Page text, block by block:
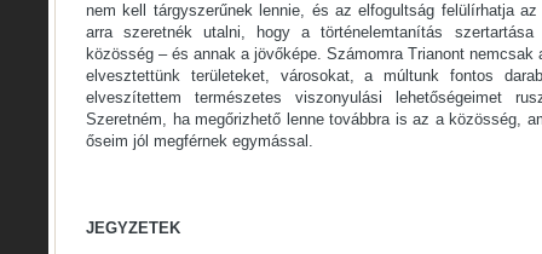
nem kell tárgyszerűnek lennie, és az elfogultság felülírhatja
arra szeretnék utalni, hogy a történelemtanítás
közösség – és annak a jövőképe. Számomra Trianont nemcsak
elvesztettünk területeket, városokat, a múltunk fontos
elveszítettem természetes viszonyulási lehetőségeimet
Szeretném, ha megőrizhető lenne továbbra is az a közösség,
őseim jól megférnek egymással.
JEGYZETEK